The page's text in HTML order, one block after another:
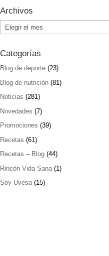
Archivos
Archivos
Categorías
Blog de deporte (23)
Blog de nutrición (81)
Noticias (281)
Novedades (7)
Promociones (39)
Recetas (61)
Recetas – Blog (44)
Rincón Vida Sana (1)
Soy Uvesa(15)